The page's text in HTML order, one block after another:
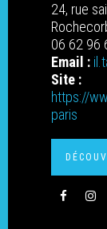
24, rue
06 62 96
Email :
Site :
https://
paris